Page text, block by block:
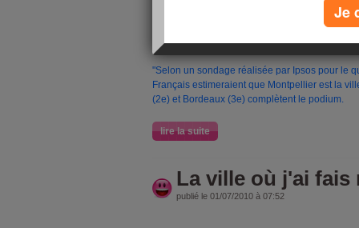
"Selon un sondage réalisée par Ipsos pour le
Français estimeraient que Montpellier est la
(2e) et Bordeaux (3e) complètent le podium.
lire la suite
La ville où j'ai fais
publié le 01/07/2010 à 07:52
Je